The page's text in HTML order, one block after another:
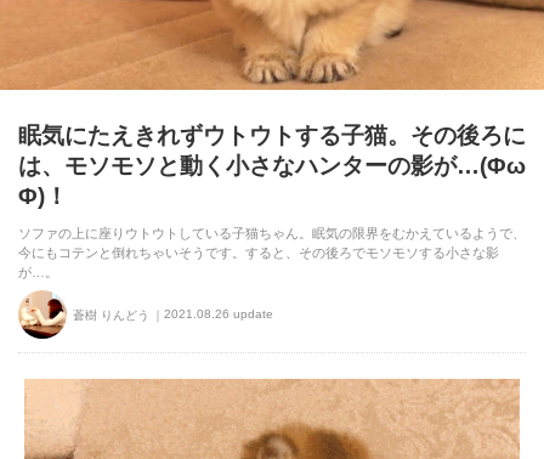
眠気にたえきれずウトウトする子猫。その後ろに
は、モソモソと動く小さなハンターの影が…(Φω
Φ)！
ソファの上に座りウトウトしている子猫ちゃん。眠気の限界をむかえているようで、
今にもコテンと倒れちゃいそうです。すると、その後ろでモソモソする小さな影
が…。
蒼樹 りんどう 2021.08.26 update